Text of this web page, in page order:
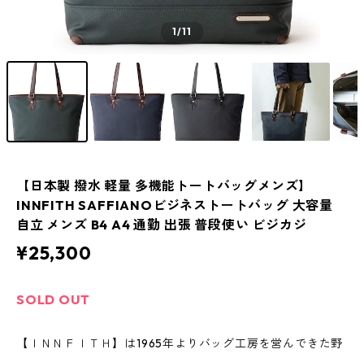
1/11
【日本製 撥水 軽量 多機能トートバッグメンズ】
INNFITH SAFFIANOビジネストートバッグ 大容量
自立 メンズ B4 A4 通勤 出張 普段使い ビジカジ
¥25,300
SOLD OUT
【ＩＮＮＦＩＴＨ】は1965年よりバッグ工房を営んできた野